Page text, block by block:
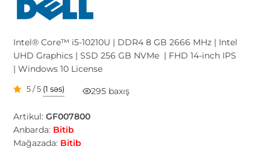
Intel® Core™ i5-10210U | DDR4 8 GB 2666 MHz | Intel
UHD Graphics | SSD 256 GB NVMe | FHD 14-inch IPS
| Windows 10 License
5 / 5 (1 səs) 295 baxış
Artikul:GF007800
Anbarda: Bitib
Mağazada: Bitib